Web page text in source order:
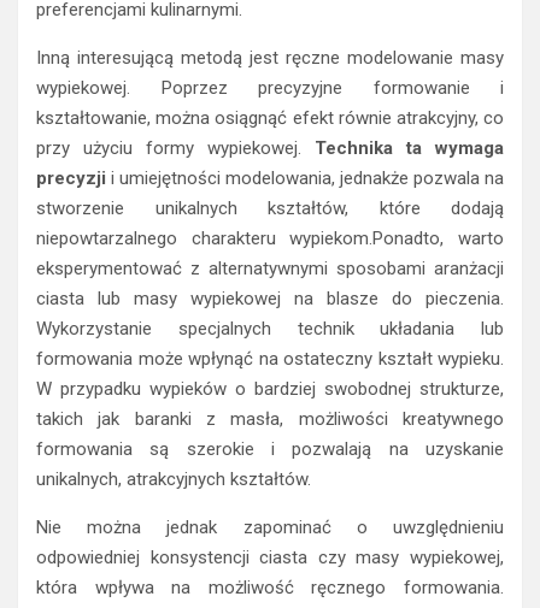
preferencjami kulinarnymi.
Inną interesującą metodą jest ręczne modelowanie masy
wypiekowej. Poprzez precyzyjne formowanie i
kształtowanie, można osiągnąć efekt równie atrakcyjny, co
przy użyciu formy wypiekowej. Technika ta wymaga
precyzji i umiejętności modelowania, jednakże pozwala na
stworzenie unikalnych kształtów, które dodają
niepowtarzalnego charakteru wypiekom.Ponadto, warto
eksperymentować z alternatywnymi sposobami aranżacji
ciasta lub masy wypiekowej na blasze do pieczenia.
Wykorzystanie specjalnych technik układania lub
formowania może wpłynąć na ostateczny kształt wypieku.
W przypadku wypieków o bardziej swobodnej strukturze,
takich jak baranki z masła, możliwości kreatywnego
formowania są szerokie i pozwalają na uzyskanie
unikalnych, atrakcyjnych kształtów.
Nie można jednak zapominać o uwzględnieniu
odpowiedniej konsystencji ciasta czy masy wypiekowej,
która wpływa na możliwość ręcznego formowania.